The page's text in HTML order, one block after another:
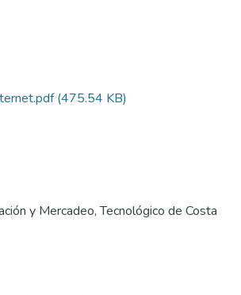
(475.54 KB)
y Mercadeo, Tecnológico de Costa